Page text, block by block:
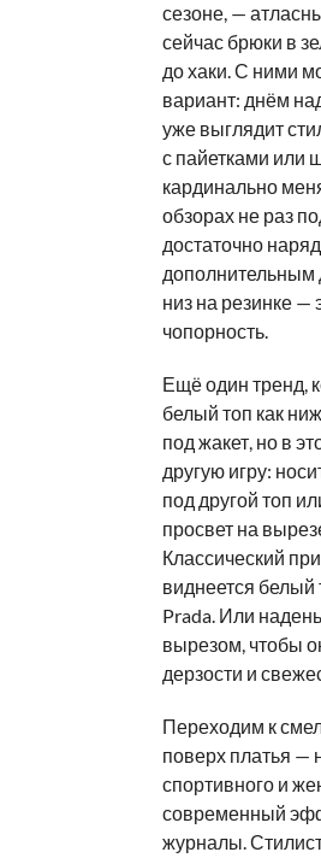
сезоне, —
сейчас брюки в
до хаки. С ними
вариант: днём
уже выглядит
с пайетками или
кардинально
обзорах не раз
достаточно
низ на резинке —
чопорность.
Ещё один тренд,
белый топ как
под жакет, но в
другую игру:
под другой топ
просвет на
Классический
виднеется белый
Prada. Или
вырезом, чтобы
дерзости и
Переходим к
поверх платья —
спортивного и
современный
журналы.